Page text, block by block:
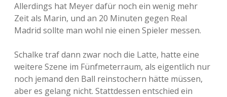
Allerdings hat Meyer dafür noch ein wenig mehr
Zeit als Marin, und an 20 Minuten gegen Real
Madrid sollte man wohl nie einen Spieler messen.
Schalke traf dann zwar noch die Latte, hatte eine
weitere Szene im Fünfmeterraum, als eigentlich nur
noch jemand den Ball reinstochern hätte müssen,
aber es gelang nicht. Stattdessen entschied ein